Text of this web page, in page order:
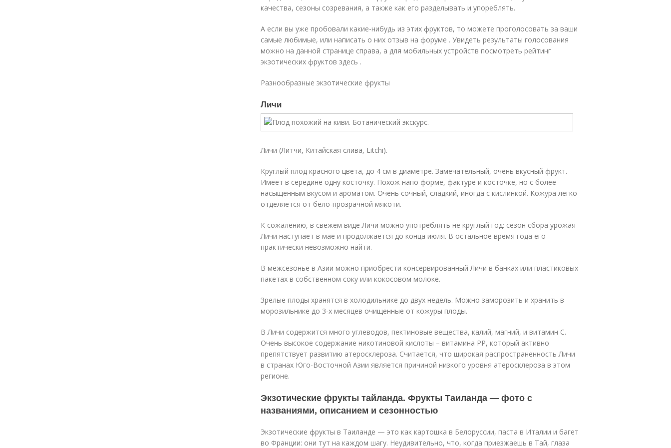
качества, сезоны созревания, а также как его разделывать и упореблять.
А если вы уже пробовали какие-нибудь из этих фруктов, то можете проголосовать за ваши
самые любимые, или написать о них отзыв на форуме . Увидеть результаты голосования
можно на данной странице справа, а для мобильных устройств посмотреть рейтинг
экзотических фруктов здесь .
Разнообразные экзотические фрукты
Личи
Личи (Литчи, Китайская слива, Litchi).
Круглый плод красного цвета, до 4 см в диаметре. Замечательный, очень вкусный фрукт.
Имеет в середине одну косточку. Похож напо форме, фактуре и косточке, но с более
насыщенным вкусом и ароматом. Очень сочный, сладкий, иногда с кислинкой. Кожура легко
отделяется от бело-прозрачной мякоти.
К сожалению, в свежем виде Личи можно употреблять не круглый год: сезон сбора урожая
Личи наступает в мае и продолжается до конца июля. В остальное время года его
практически невозможно найти.
В межсезонье в Азии можно приобрести консервированный Личи в банках или пластиковых
пакетах в собственном соку или кокосовом молоке.
Зрелые плоды хранятся в холодильнике до двух недель. Можно заморозить и хранить в
морозильнике до 3-х месяцев очищенные от кожуры плоды.
В Личи содержится много углеводов, пектиновые вещества, калий, магний, и витамин С.
Очень высокое содержание никотиновой кислоты – витамина РР, который активно
препятствует развитию атеросклероза. Считается, что широкая распространенность Личи
в странах Юго-Восточной Азии является причиной низкого уровня атеросклероза в этом
регионе.
Экзотические фрукты тайланда. Фрукты Таиланда — фото с
названиями, описанием и сезонностью
Экзотические фрукты в Таиланде — это как картошка в Белоруссии, паста в Италии и багет
во Франции: они тут на каждом шагу. Неудивительно, что, когда приезжаешь в Тай, глаза